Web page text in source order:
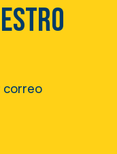
correo